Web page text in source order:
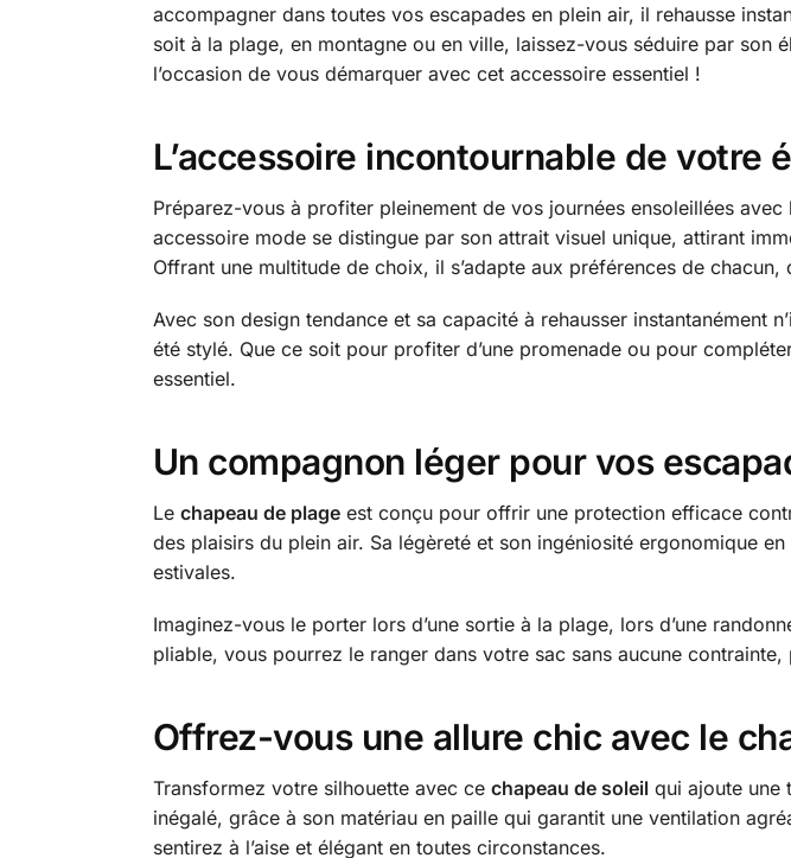
accompagner dans toutes vos escapades en plein air, il rehausse
soit à la plage, en montagne ou en ville, laissez-vous séduire par
l’occasion de vous démarquer avec cet accessoire essentiel !
L’accessoire incontournable de votre
Préparez-vous à profiter pleinement de vos journées ensoleillées avec
accessoire mode se distingue par son attrait visuel unique, attirant
Offrant une multitude de choix, il s’adapte aux préférences de
Avec son design tendance et sa capacité à rehausser instantanément
été stylé. Que ce soit pour profiter d’une promenade ou pour
essentiel.
Un compagnon léger pour vos
Le chapeau de plageest conçu pour offrir une protection efficace
des plaisirs du plein air. Sa légèreté et son ingéniosité ergonomique
estivales.
Imaginez-vous le porter lors d’une sortie à la plage, lors d’une
pliable, vous pourrez le ranger dans votre sac sans aucune
Offrez-vous une allure chic avec le
Transformez votre silhouette avec ce chapeau de soleilqui ajoute une
inégalé, grâce à son matériau en paille qui garantit une ventilation
sentirez à l’aise et élégant en toutes circonstances.